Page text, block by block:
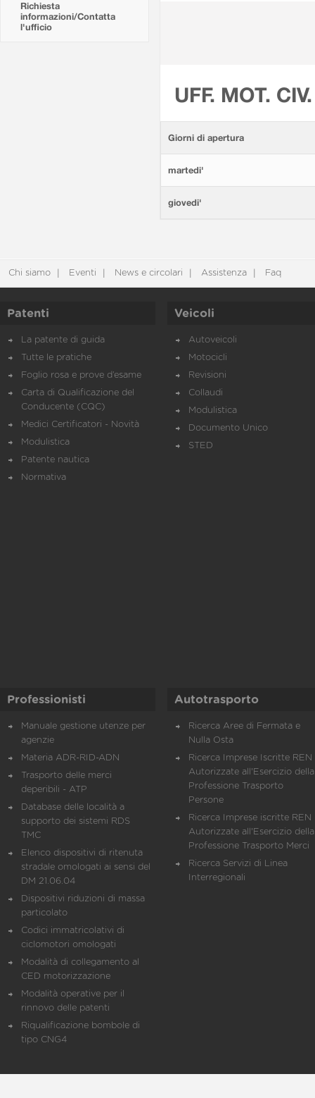
Richiesta
informazioni/Contatta
l'ufficio
UFF. MOT.
Giorni di apertura
martedi'
giovedi'
Chi siamo Eventi News e circolari Assistenza Faq
Patenti
La patente di guida
Tutte le pratiche
Foglio rosa e prove d’esame
Carta di Qualificazione del
Conducente (CQC)
Medici Certificatori - Novità
Modulistica
Patente nautica
Normativa
Veicoli
Autoveicoli
Motocicli
Revisioni
Collaudi
Modulistica
Documento Unico
STED
Professionisti
Manuale gestione utenze per
agenzie
Materia ADR-RID-ADN
Trasporto delle merci
deperibili - ATP
Database delle località a
supporto dei sistemi RDS
TMC
Elenco dispositivi di ritenuta
stradale omologati ai sensi del
DM 21.06.04
Dispositivi riduzioni di massa
particolato
Codici immatricolativi di
ciclomotori omologati
Modalità di collegamento al
CED motorizzazione
Modalità operative per il
rinnovo delle patenti
Riqualificazione bombole di
tipo CNG4
Autotrasporto
Ricerca Aree di Fermata e
Nulla Osta
Ricerca Imprese Iscritte REN
Autorizzate all'Esercizio della
Professione Trasporto
Persone
Ricerca Imprese iscritte REN
Autorizzate all'Esercizio della
Professione Trasporto Merci
Ricerca Servizi di Linea
Interregionali